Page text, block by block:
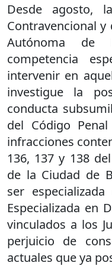
Desde agosto,
Contravencional y
Autónoma de
competencia
intervenir en
investigue la
conducta
del Código
infracciones
136, 137 y 138
de la Ciudad de
ser
Especializada en
vinculados a los
perjuicio de
actuales que ya